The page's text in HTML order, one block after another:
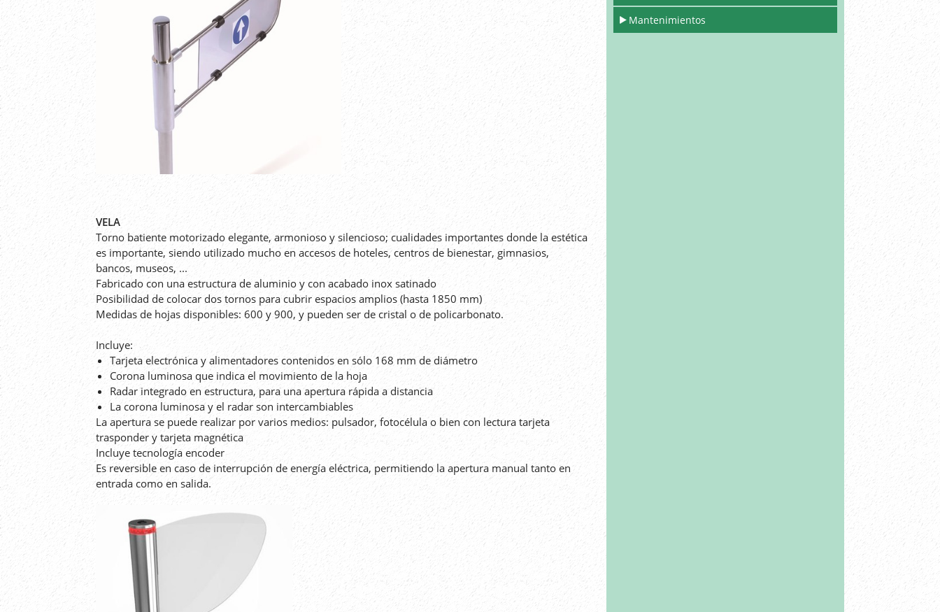
VELA
Torno batiente motorizado elegante, armonioso y silencioso; cualidades importantes donde la estética
es importante, siendo utilizado mucho en accesos de hoteles, centros de bienestar, gimnasios,
bancos, museos, ...
Fabricado con una estructura de aluminio y con acabado inox satinado
Posibilidad de colocar dos tornos para cubrir espacios amplios (hasta 1850 mm)
Medidas de hojas disponibles: 600 y 900, y pueden ser de cristal o de policarbonato.
Incluye:
Tarjeta electrónica y alimentadores contenidos en sólo 168 mm de diámetro
Corona luminosa que indica el movimiento de la hoja
Radar integrado en estructura, para una apertura rápida a distancia
La corona luminosa y el radar son intercambiables
La apertura se puede realizar por varios medios: pulsador, fotocélula o bien con lectura tarjeta
trasponder y tarjeta magnética
Incluye tecnología encoder
Es reversible en caso de interrupción de energía eléctrica, permitiendo la apertura manual tanto en
entrada como en salida.
Mantenimientos